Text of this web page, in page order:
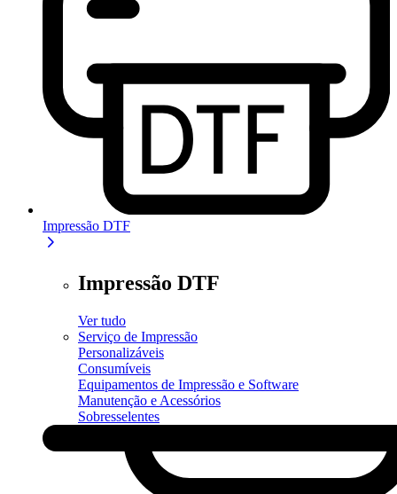
Impressão DTF
Impressão DTF
Ver tudo
Serviço de Impressão
Personalizáveis
Consumíveis
Equipamentos de Impressão e Software
Manutenção e Acessórios
Sobresselentes